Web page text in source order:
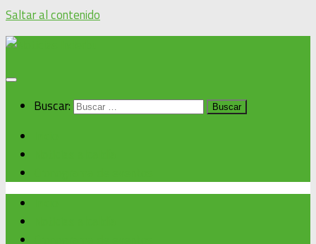
Saltar al contenido
Buscar: